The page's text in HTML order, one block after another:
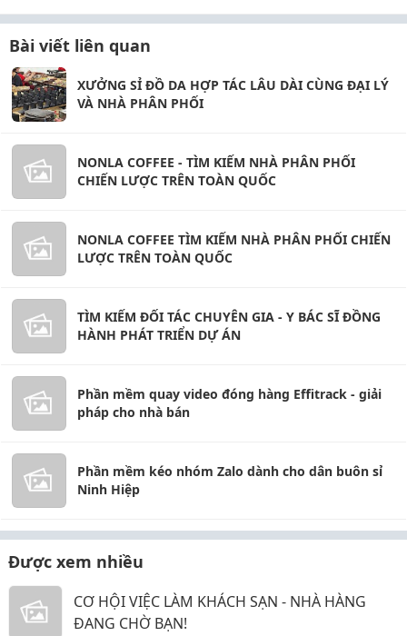
Bài viết liên quan
XƯỞNG SỈ ĐỒ DA HỢP TÁC LÂU DÀI CÙNG ĐẠI LÝ
VÀ NHÀ PHÂN PHỐI
NONLA COFFEE - TÌM KIẾM NHÀ PHÂN PHỐI
CHIẾN LƯỢC TRÊN TOÀN QUỐC
NONLA COFFEE TÌM KIẾM NHÀ PHÂN PHỐI CHIẾN
LƯỢC TRÊN TOÀN QUỐC
TÌM KIẾM ĐỐI TÁC CHUYÊN GIA - Y BÁC SĨ ĐỒNG
HÀNH PHÁT TRIỂN DỰ ÁN
Phần mềm quay video đóng hàng Effitrack - giải
pháp cho nhà bán
Phần mềm kéo nhóm Zalo dành cho dân buôn sỉ
Ninh Hiệp
Được xem nhiều
CƠ HỘI VIỆC LÀM KHÁCH SẠN - NHÀ HÀNG
ĐANG CHỜ BẠN!